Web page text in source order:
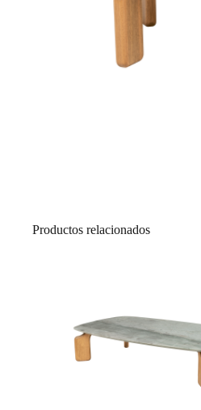
Productos relacionados